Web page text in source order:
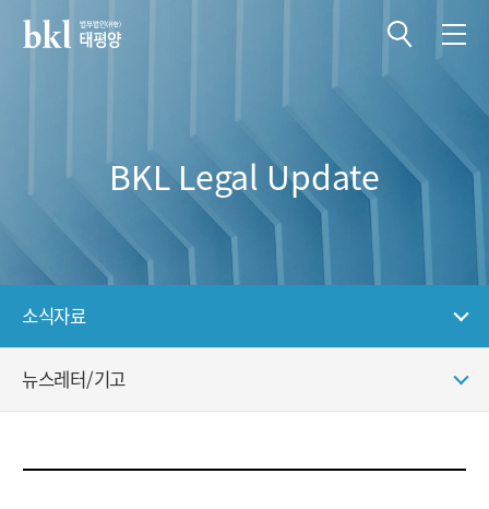
BKL Legal Update
소식자료
뉴스레터/기고